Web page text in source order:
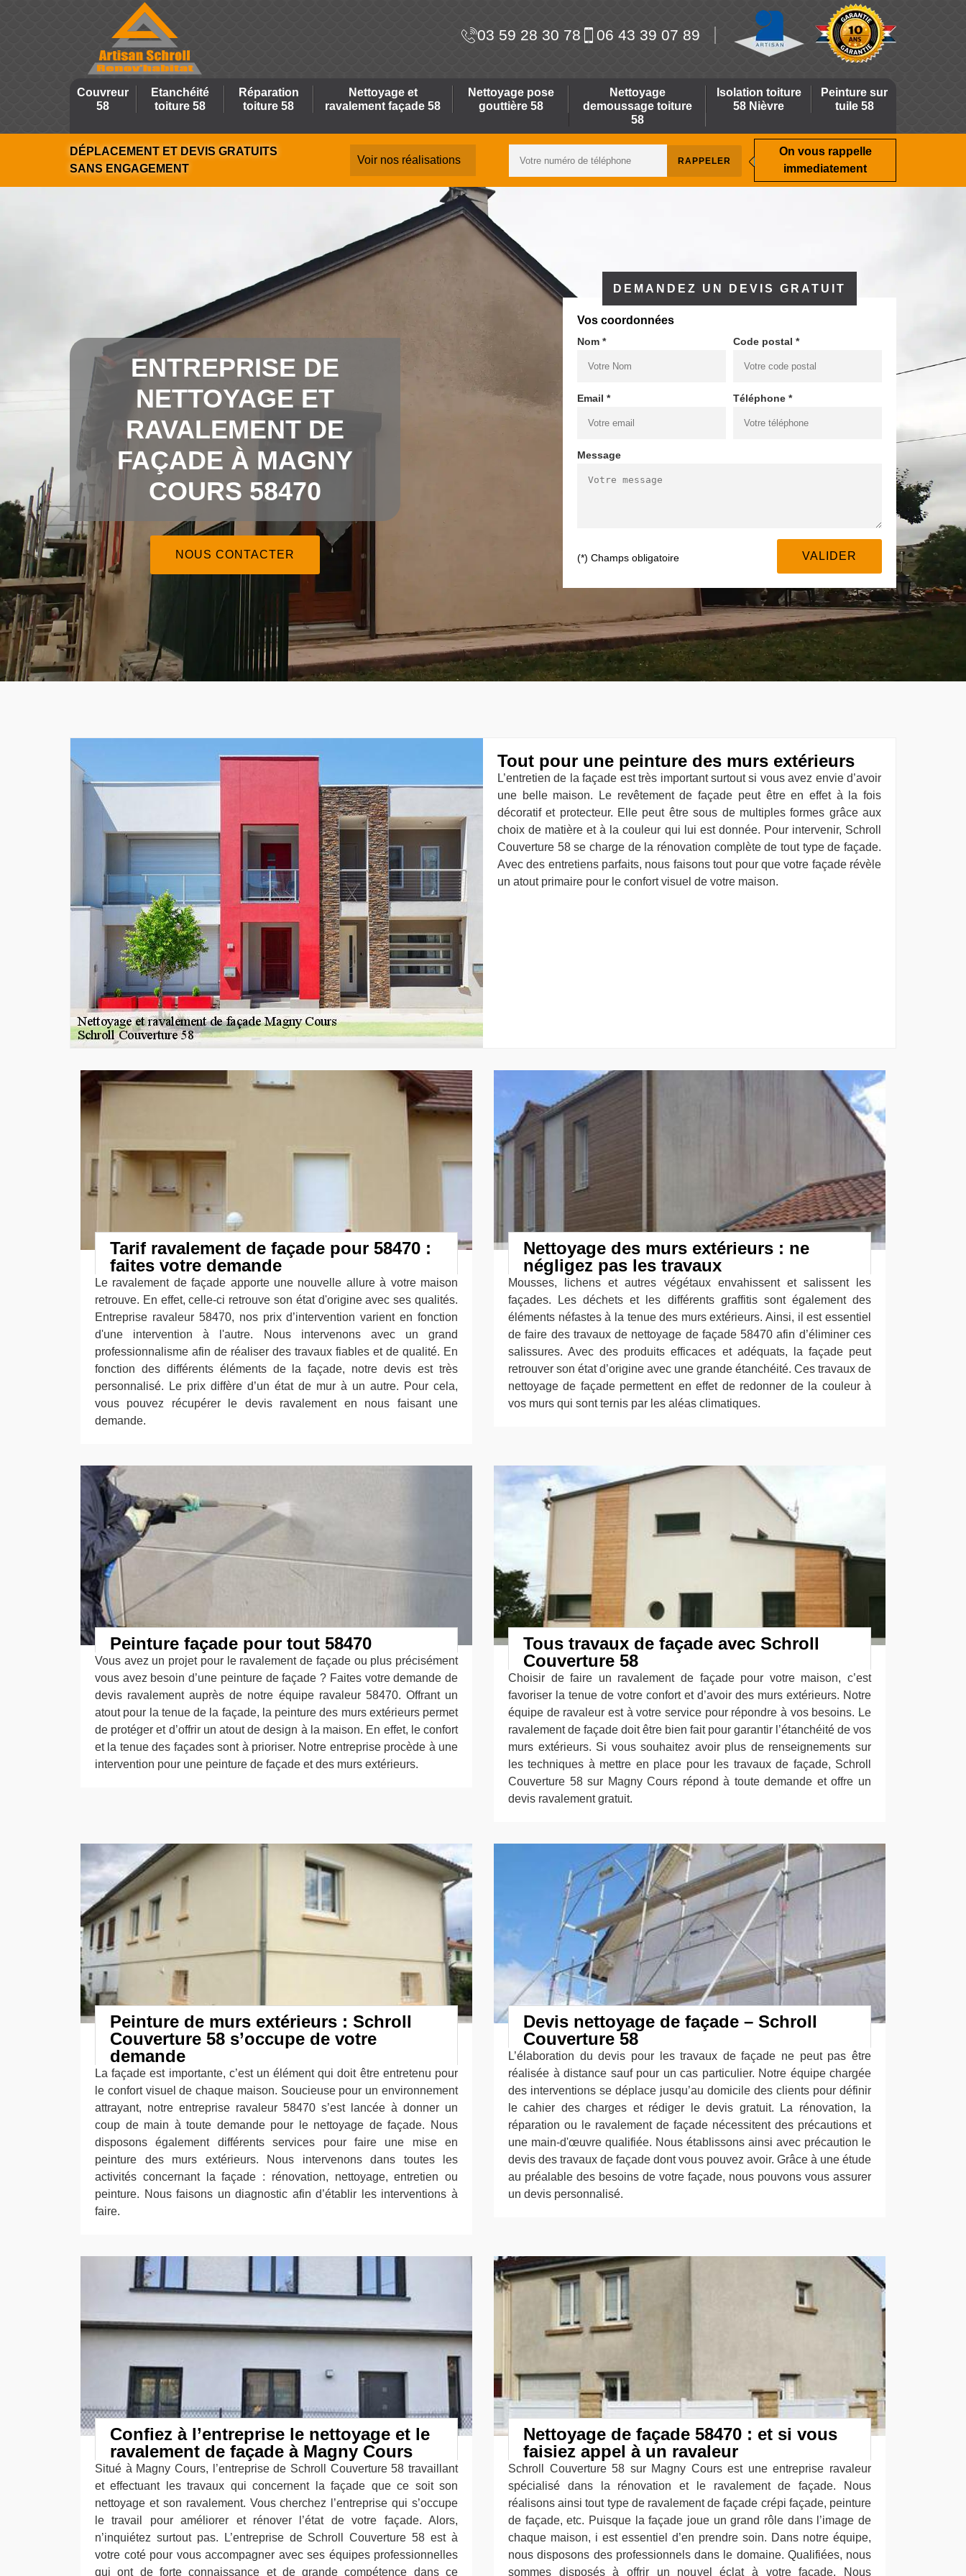
03 59 28 30 78 06 43 39 07 89
Couvreur
58
Etanchéité
toiture 58
Réparation
toiture 58
Nettoyage et
ravalement façade 58
Nettoyage pose
gouttière 58
Nettoyage
demoussage toiture
58
Isolation toiture
58 Nièvre
Peinture sur
tuile 58
DÉPLACEMENT ET DEVIS GRATUITS
SANS ENGAGEMENT
Voir nos réalisations
On vous rappelle
immediatement
ENTREPRISE DE
NETTOYAGE ET
RAVALEMENT DE
FAÇADE À MAGNY
COURS 58470
NOUS CONTACTER
DEMANDEZ UN DEVIS GRATUIT
Vos coordonnées
Nom * Code postal *
Email * Téléphone *
Message
(*) Champs obligatoire
Tout pour une peinture des murs extérieurs
L’entretien de la façade est très important surtout si vous avez envie d’avoir
une belle maison. Le revêtement de façade peut être en effet à la fois
décoratif et protecteur. Elle peut être sous de multiples formes grâce aux
choix de matière et à la couleur qui lui est donnée. Pour intervenir, Schroll
Couverture 58 se charge de la rénovation complète de tout type de façade.
Avec des entretiens parfaits, nous faisons tout pour que votre façade révèle
un atout primaire pour le confort visuel de votre maison.
Tarif ravalement de façade pour 58470 :
faites votre demande
Le ravalement de façade apporte une nouvelle allure à votre maison
retrouve. En effet, celle-ci retrouve son état d'origine avec ses qualités.
Entreprise ravaleur 58470, nos prix d’intervention varient en fonction
d'une intervention à l'autre. Nous intervenons avec un grand
professionnalisme afin de réaliser des travaux fiables et de qualité. En
fonction des différents éléments de la façade, notre devis est très
personnalisé. Le prix diffère d’un état de mur à un autre. Pour cela,
vous pouvez récupérer le devis ravalement en nous faisant une
demande.
Nettoyage des murs extérieurs : ne
négligez pas les travaux
Mousses, lichens et autres végétaux envahissent et salissent les
façades. Les déchets et les différents graffitis sont également des
éléments néfastes à la tenue des murs extérieurs. Ainsi, il est essentiel
de faire des travaux de nettoyage de façade 58470 afin d’éliminer ces
salissures. Avec des produits efficaces et adéquats, la façade peut
retrouver son état d’origine avec une grande étanchéité. Ces travaux de
nettoyage de façade permettent en effet de redonner de la couleur à
vos murs qui sont ternis par les aléas climatiques.
Peinture façade pour tout 58470
Vous avez un projet pour le ravalement de façade ou plus précisément
vous avez besoin d’une peinture de façade ? Faites votre demande de
devis ravalement auprès de notre équipe ravaleur 58470. Offrant un
atout pour la tenue de la façade, la peinture des murs extérieurs permet
de protéger et d’offrir un atout de design à la maison. En effet, le confort
et la tenue des façades sont à prioriser. Notre entreprise procède à une
intervention pour une peinture de façade et des murs extérieurs.
Tous travaux de façade avec Schroll
Couverture 58
Choisir de faire un ravalement de façade pour votre maison, c’est
favoriser la tenue de votre confort et d’avoir des murs extérieurs. Notre
équipe de ravaleur est à votre service pour répondre à vos besoins. Le
ravalement de façade doit être bien fait pour garantir l’étanchéité de vos
murs extérieurs. Si vous souhaitez avoir plus de renseignements sur
les techniques à mettre en place pour les travaux de façade, Schroll
Couverture 58 sur Magny Cours répond à toute demande et offre un
devis ravalement gratuit.
Peinture de murs extérieurs : Schroll
Couverture 58 s’occupe de votre
demande
La façade est importante, c’est un élément qui doit être entretenu pour
le confort visuel de chaque maison. Soucieuse pour un environnement
attrayant, notre entreprise ravaleur 58470 s’est lancée à donner un
coup de main à toute demande pour le nettoyage de façade. Nous
disposons également différents services pour faire une mise en
peinture des murs extérieurs. Nous intervenons dans toutes les
activités concernant la façade : rénovation, nettoyage, entretien ou
peinture. Nous faisons un diagnostic afin d’établir les interventions à
faire.
Devis nettoyage de façade – Schroll
Couverture 58
L’élaboration du devis pour les travaux de façade ne peut pas être
réalisée à distance sauf pour un cas particulier. Notre équipe chargée
des interventions se déplace jusqu’au domicile des clients pour définir
le cahier des charges et rédiger le devis gratuit. La rénovation, la
réparation ou le ravalement de façade nécessitent des précautions et
une main-d'œuvre qualifiée. Nous établissons ainsi avec précaution le
devis des travaux de façade dont vous pouvez avoir. Grâce à une étude
au préalable des besoins de votre façade, nous pouvons vous assurer
un devis personnalisé.
Confiez à l’entreprise le nettoyage et le
ravalement de façade à Magny Cours
Situé à Magny Cours, l’entreprise de Schroll Couverture 58 travaillant
et effectuant les travaux qui concernent la façade que ce soit son
nettoyage et son ravalement. Vous cherchez l’entreprise qui s’occupe
le travail pour améliorer et rénover l’état de votre façade. Alors,
n’inquiétez surtout pas. L’entreprise de Schroll Couverture 58 est à
votre coté pour vous accompagner avec ses équipes professionnelles
qui ont de forte connaissance et de grande compétence dans ce
Nettoyage de façade 58470 : et si vous
faisiez appel à un ravaleur
Schroll Couverture 58 sur Magny Cours est une entreprise ravaleur
spécialisé dans la rénovation et le ravalement de façade. Nous
réalisons ainsi tout type de ravalement de façade crépi façade, peinture
de façade, etc. Puisque la façade joue un grand rôle dans l’image de
chaque maison, i est essentiel d’en prendre soin. Dans notre équipe,
nous disposons des professionnels dans le domaine. Qualifiées, nous
sommes disposés à offrir un nouvel éclat à votre façade. Nous